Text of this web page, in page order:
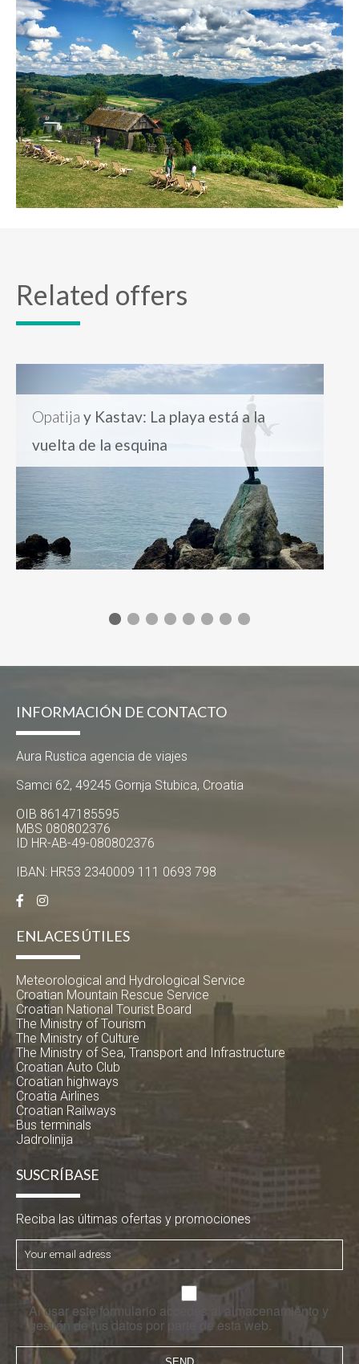
Related offers
Opatija y Kastav: La playa está a la
vuelta de la esquina
INFORMACIÓN DE CONTACTO
Aura Rustica agencia de viajes
Samci 62, 49245 Gornja Stubica, Croatia
OIB 86147185595
MBS 080802376
ID HR-AB-49-080802376
IBAN: HR53 2340009 111 0693 798
ENLACES ÚTILES
Meteorological and Hydrological Service
Croatian Mountain Rescue Service
Croatian National Tourist Board
The Ministry of Tourism
The Ministry of Culture
The Ministry of Sea, Transport and Infrastructure
Croatian Auto Club
Croatian highways
Croatia Airlines
Croatian Railways
Bus terminals
Jadrolinija
SUSCRÍBASE
Reciba las últimas ofertas y promociones
Al usar este formulario accedes al almacenamiento y
gestión de tus datos por parte de esta web.